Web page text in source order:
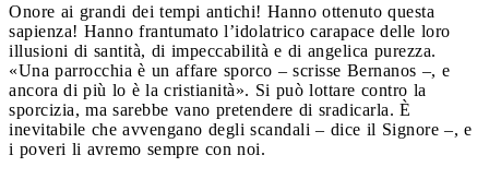
Onore ai grandi dei tempi antichi! Hanno ottenuto questa
sapienza! Hanno frantumato l’idolatrico carapace delle loro
illusioni di santità, di impeccabilità e di angelica purezza.
«Una parrocchia è un affare sporco – scrisse Bernanos –, e
ancora di più lo è la cristianità». Si può lottare contro la
sporcizia, ma sarebbe vano pretendere di sradicarla. È
inevitabile che avvengano degli scandali – dice il Signore –, e
i poveri li avremo sempre con noi.